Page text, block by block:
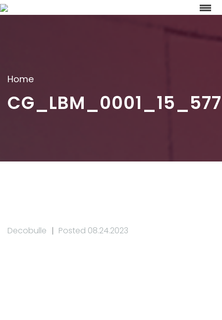
Home
Decobulle Posted 08.24.2023